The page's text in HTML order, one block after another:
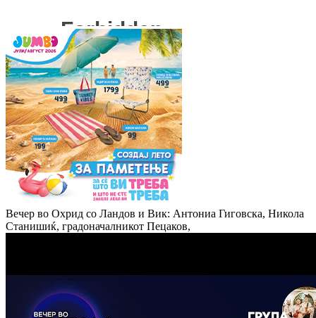
Вечер во Охрид со Ландов и Вик: Антониа Гиговска, Никола
Станишиќ, градоначалникот Пецаков,